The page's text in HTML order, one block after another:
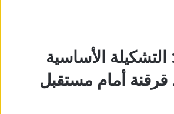
الأساسية
أمام مستقبل